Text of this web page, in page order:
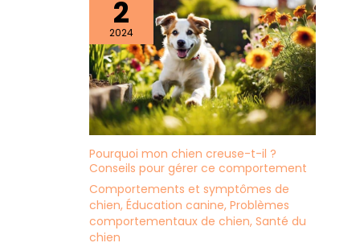
2
2024
Pourquoi mon chien creuse-t-il ?
Conseils pour gérer ce comportement
Comportements et symptômes de
chien, Éducation canine, Problèmes
comportementaux de chien, Santé du
chien